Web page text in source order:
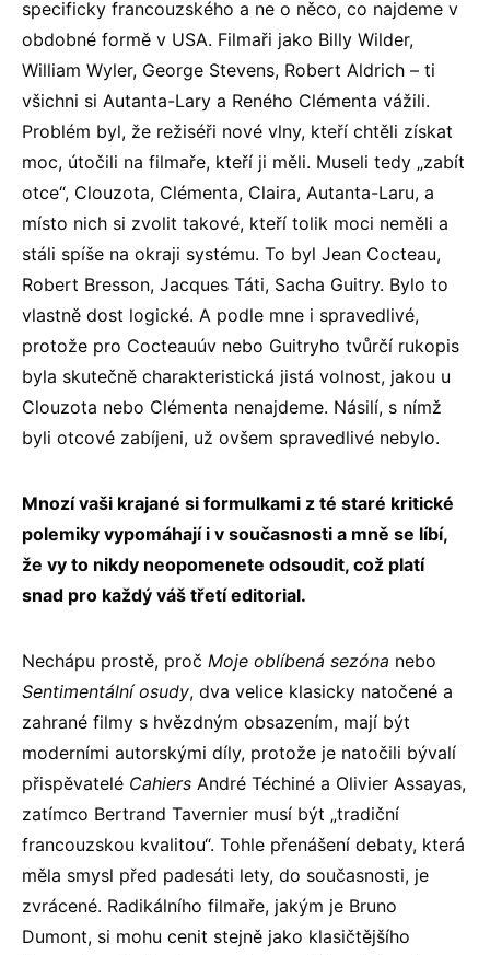
specificky francouzského a ne o něco, co najdeme v
obdobné formě v USA. Filmaři jako Billy Wilder,
William Wyler, George Stevens, Robert Aldrich – ti
všichni si Autanta-Lary a Reného Clémenta vážili.
Problém byl, že režiséři nové vlny, kteří chtěli získat
moc, útočili na filmaře, kteří ji měli. Museli tedy „zabít
otce“, Clouzota, Clémenta, Claira, Autanta-Laru, a
místo nich si zvolit takové, kteří tolik moci neměli a
stáli spíše na okraji systému. To byl Jean Cocteau,
Robert Bresson, Jacques Táti, Sacha Guitry. Bylo to
vlastně dost logické. A podle mne i spravedlivé,
protože pro Cocteauúv nebo Guitryho tvůrčí rukopis
byla skutečně charakteristická jistá volnost, jakou u
Clouzota nebo Clémenta nenajdeme. Násilí, s nímž
byli otcové zabíjeni, už ovšem spravedlivé nebylo.
Mnozí vaši krajané si formulkami z té staré kritické
polemiky vypomáhají i v současnosti a mně se líbí,
že vy to nikdy neopomenete odsoudit, což platí
snad pro každý váš třetí editorial.
Nechápu prostě, proč Moje oblíbená sezóna nebo
Sentimentální osudy, dva velice klasicky natočené a
zahrané filmy s hvězdným obsazením, mají být
moderními autorskými díly, protože je natočili bývalí
přispěvatelé Cahiers André Téchiné a Olivier Assayas,
zatímco Bertrand Tavernier musí být „tradiční
francouzskou kvalitou“. Tohle přenášení debaty, která
měla smysl před padesáti lety, do současnosti, je
zvrácené. Radikálního filmaře, jakým je Bruno
Dumont, si mohu cenit stejně jako klasičtějšího